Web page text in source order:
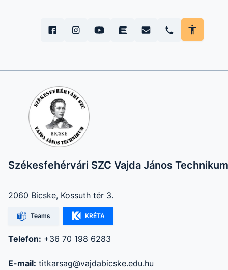
Székesfehérvári SZC Vajda János Technikum
2060 Bicske, Kossuth tér 3.
Teams KRÉTA
Telefon: +36 70 198 6283
E-mail: titkarsag@vajdabicske.edu.hu